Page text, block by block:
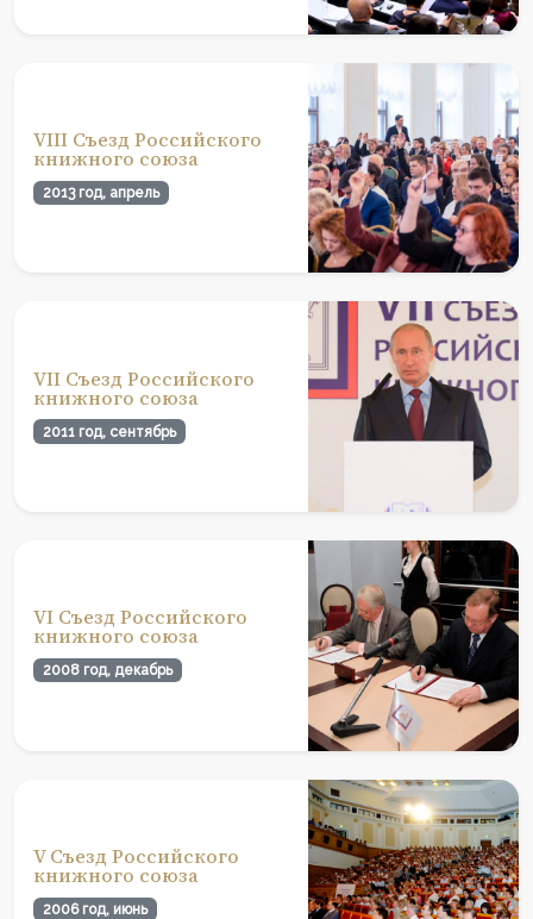
VIII Съезд Российского
книжного союза
2013 год, апрель
VII Съезд Российского
книжного союза
2011 год, сентябрь
VI Съезд Российского
книжного союза
2008 год, декабрь
V Съезд Российского
книжного союза
2006 год, июнь